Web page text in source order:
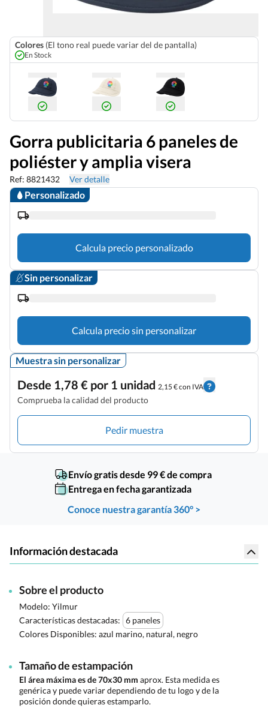
Colores (El tono real puede variar del de pantalla)
En Stock
Gorra publicitaria 6 paneles de
poliéster y amplia visera
Ref: 8821432 Ver detalle
Personalizado
Calcula precio personalizado
Sin personalizar
Calcula precio sin personalizar
Muestra sin personalizar
Desde 1,78 € por 1 unidad 2,15 € con IVA
Comprueba la calidad del producto
Pedir muestra
Envío gratis desde 99 € de compra
Entrega en fecha garantizada
Conoce nuestra garantía 360° >
Información destacada
Sobre el producto
Modelo: Yilmur
Características destacadas: 6 paneles
Colores Disponibles: azul marino, natural, negro
Tamaño de estampación
El área máxima es de 70x30 mm aprox. Esta medida es
genérica y puede variar dependiendo de tu logo y de la
posición donde quieras estamparlo.